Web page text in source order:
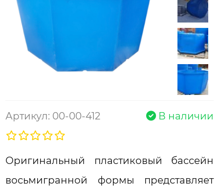
Артикул: 00-00-412 В наличии
Оригинальный пластиковый бассейн
восьмигранной формы представляет